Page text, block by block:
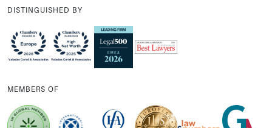
DISTINGUISHED BY
MEMBERS OF